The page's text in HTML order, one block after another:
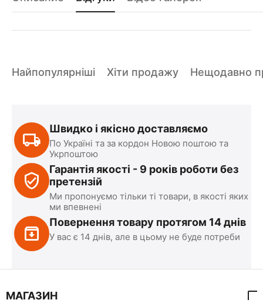
Найпопулярніші Хіти продажу Нещодавно
Швидко і якісно доставляємо
По Україні та за кордон Новою поштою та
Укрпоштою
Гарантія якості - 9 років роботи без
претензій
Ми пропонуємо тільки ті товари, в якості яких
ми впевнені
Повернення товару протягом 14 днів
У вас є 14 днів, але в цьому не буде потреби
МАГАЗИН